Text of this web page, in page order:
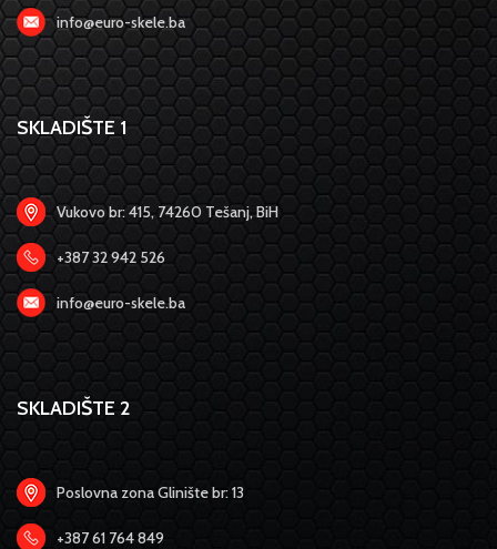
info@euro-skele.ba
SKLADIŠTE 1
Vukovo br: 415, 74260 Tešanj, BiH
+387 32 942 526
info@euro-skele.ba
SKLADIŠTE 2
Poslovna zona Glinište br: 13
+387 61 764 849